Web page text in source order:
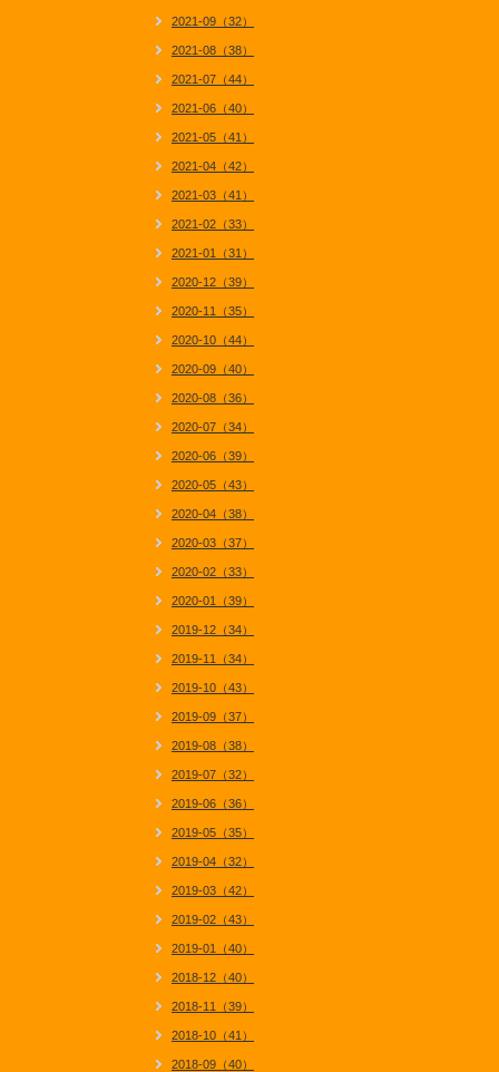
2021-09（32）
2021-08（38）
2021-07（44）
2021-06（40）
2021-05（41）
2021-04（42）
2021-03（41）
2021-02（33）
2021-01（31）
2020-12（39）
2020-11（35）
2020-10（44）
2020-09（40）
2020-08（36）
2020-07（34）
2020-06（39）
2020-05（43）
2020-04（38）
2020-03（37）
2020-02（33）
2020-01（39）
2019-12（34）
2019-11（34）
2019-10（43）
2019-09（37）
2019-08（38）
2019-07（32）
2019-06（36）
2019-05（35）
2019-04（32）
2019-03（42）
2019-02（43）
2019-01（40）
2018-12（40）
2018-11（39）
2018-10（41）
2018-09（40）